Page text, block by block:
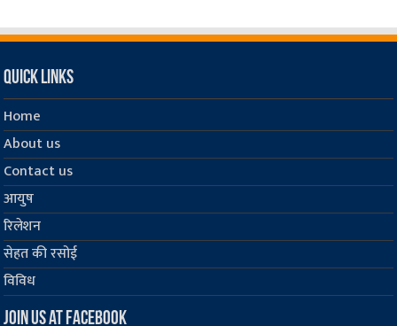
Quick Links
Home
About us
Contact us
आयुष
रिलेशन
सेहत की रसोई
विविध
Join us at Facebook